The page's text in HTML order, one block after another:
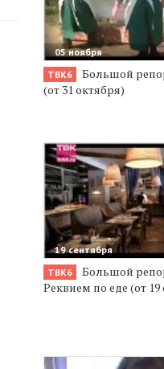
05 ноября
ТВК6
Большой
(от 31 октября)
19 сентября
ТВК6
Большой
Реквием по еде (от 19